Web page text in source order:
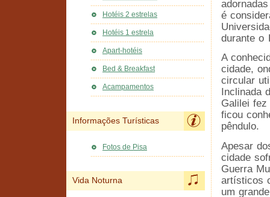
é
durante o
A
cidade,
circular
Inclinada
Galilei
ficou
pêndulo.
Apesar
cidade
Guerra
artísticos
um
Hotéis 2 estrelas
Hotéis 1 estrela
Apart-hotéis
Bed & Breakfast
Acampamentos
Informações Turísticas
Fotos de Pisa
Vida Noturna